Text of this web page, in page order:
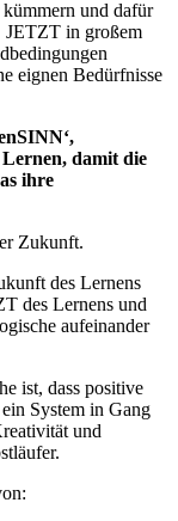
und dafür
JETZT in großem
eignen Bedürfnisse
damit die
ihre
Zukunft.
des Lernens
des Lernens und
aufeinander
ist, dass positive
System in Gang
und